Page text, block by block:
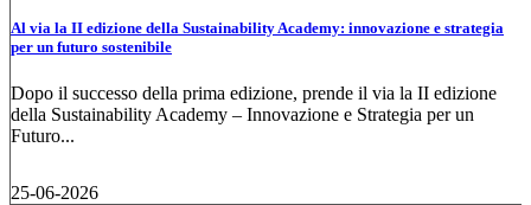
Al via la II edizione della Sustainability Academy: innovazione e strategia
per un futuro sostenibile
Dopo il successo della prima edizione, prende il via la II edizione
della Sustainability Academy – Innovazione e Strategia per un
Futuro...
25-06-2026